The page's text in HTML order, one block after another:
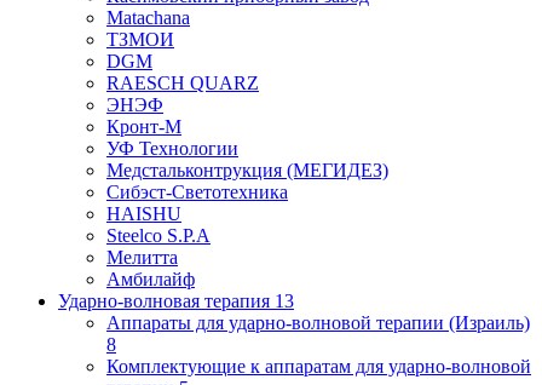
Matachana
ТЗМОИ
DGM
RAESCH QUARZ
ЭНЭФ
Кронт-М
УФ Технологии
Медстальконтрукция (МЕГИДЕЗ)
Сибэст-Светотехника
HAISHU
Steelco S.P.A
Мелитта
Амбилайф
Ударно-волновая терапия 13
Аппараты для ударно-волновой терапии (Израиль)
8
Комплектующие к аппаратам для ударно-волновой